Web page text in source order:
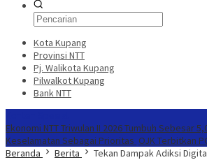
Kota Kupang
Provinsi NTT
Pj. Walikota Kupang
Pilwalkot Kupang
Bank NTT
Ekonomi NTT Triwulan II 2026 Tumbuh Sebesar
Keselamatan Sebagai Prioritas OJK Terbitkan
Beranda
Berita Tekan Dampak Adiksi